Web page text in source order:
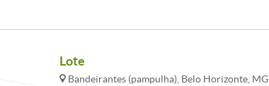
Lote
Bandeirantes (pampulha), Belo Horizonte, MG